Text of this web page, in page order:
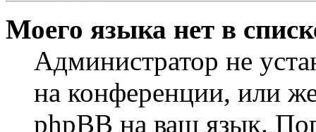
Моего языка нет в
Администратор не
на конференции, или
phpBB на ваш язык.